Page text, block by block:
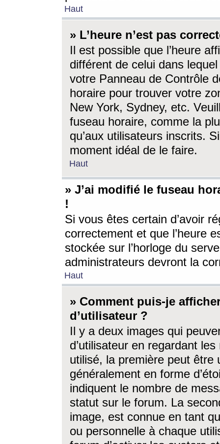
Haut
» L’heure n’est pas
Il est possible que l’heure
différent de celui dans
votre Panneau de Contrôle
horaire pour trouver votre
New York, Sydney, etc.
fuseau horaire, comme la
qu’aux utilisateurs inscrits.
moment idéal de le faire.
Haut
» J’ai modifié le fuseau
!
Si vous êtes certain d’avoir
correctement et que l’heure
stockée sur l’horloge du
administrateurs devront la
Haut
» Comment puis-je
d’utilisateur ?
Il y a deux images qui
d’utilisateur en regardant
utilisé, la première peut être
généralement en forme
indiquent le nombre de
statut sur le forum. La
image, est connue en tant
ou personnelle à chaque